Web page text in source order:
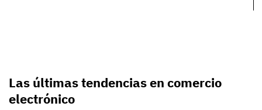
Las últimas tendencias en comercio
electrónico